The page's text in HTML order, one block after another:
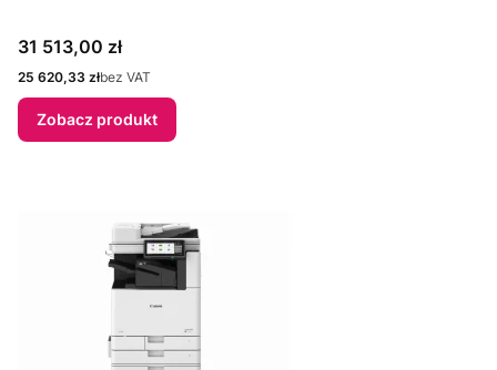
Cena
31 513,00 zł
Cena
25 620,33 złbez VAT
Zobacz produkt